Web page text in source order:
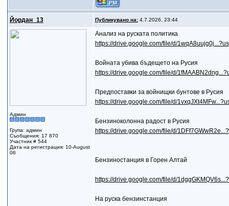
Йордан_13 Публикувано на:4.7.2026, 23:44
Админ
Група: админ
Съобщения: 17 870
Участник # 544
Дата на регистрация: 10-August
06
Анализ на руската политика
https://drive.google.com/file/d/
Войната убива бъдещето на Русия
https://drive.google.com/file/d/
Предпоставки за войнищки бунтове в Русия
https://drive.google.com/file/d/
Бензиноколонна радост в Русия
https://drive.google.com/file/d/
Бензиностанция в Горен Алтай
https://drive.google.com/file/d/
На руска бензинстанция